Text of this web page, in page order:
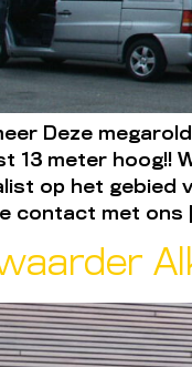
Deze
13 meter hoog!!
op het gebied
contact met ons